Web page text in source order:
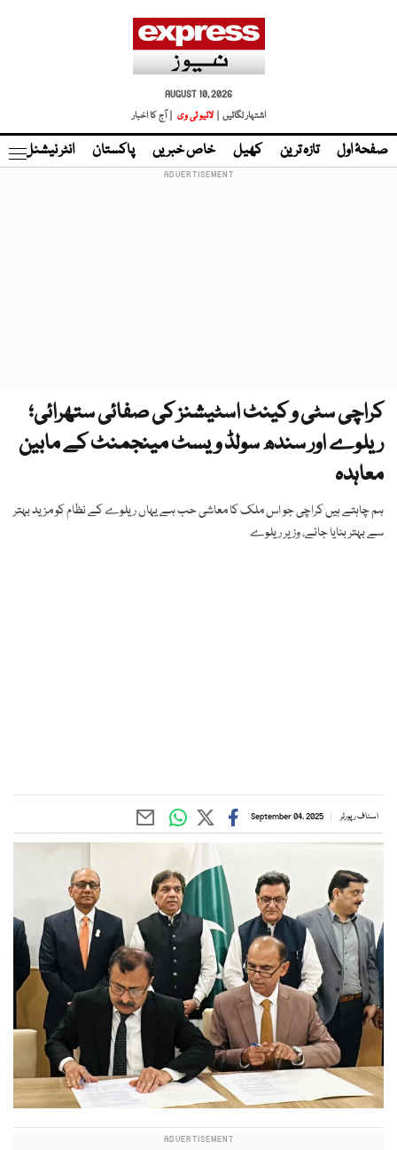
AUGUST 10, 2026
اشتہار لگائیں |
لائیو ٹی وی | آج کا اخبار
صفحۂ اول تازہ ترین کھیل خاص خبریں پاکستان انٹر نیشنل
کراچی سٹی و کینٹ اسٹیشنز کی صفائی ستھرائی؛
ریلوے اور سندھ سولڈ ویسٹ مینجمنٹ کے مابین
معاہدہ
ہم چاہتے ہیں کراچی جو اس ملک کا معاشی حب ہے یہاں ریلوے کے نظام کو مزید بہتر
سے بہتر بنایا جائے، وزیر ریلوے
اسٹاف رپورٹر September 04, 2025